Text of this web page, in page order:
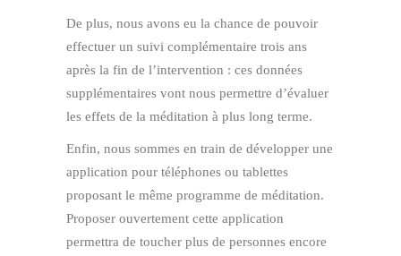
De plus, nous avons eu la chance de pouvoir
effectuer un suivi complémentaire trois ans
après la fin de l’intervention : ces données
supplémentaires vont nous permettre d’évaluer
les effets de la méditation à plus long terme.
Enfin, nous sommes en train de développer une
application pour téléphones ou tablettes
proposant le même programme de méditation.
Proposer ouvertement cette application
permettra de toucher plus de personnes encore